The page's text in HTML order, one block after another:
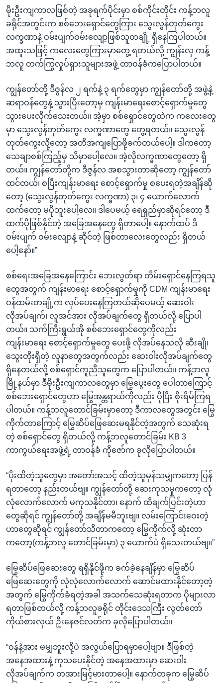
မိုးဦးကျကာလဖြစ်တဲ့ အခုရက်ပိုင်းမှာ စစ်ကိုင်းတိုင်း ကန့်ဘလူ
ခရိုင်အတွင်းက စစ်ဘေးရှောင်တွေကြား သွေးလွန်တုတ်ကွေး
လက္ခဏာနဲ့ ဝမ်းပျက်ဝမ်းလျော့ဖြစ်သူတချို့ ရှိနေကြပါတယ်။
အထူးသဖြင့် ကလေးတွေကြားမှာတွေ့ ရတယ်လို့ ကျွန်းလှ ကန့်
ဘလူ တက်ကြွလှုပ်ရှားသူများအဖွဲ့ တာဝန်ခံကပြောပါတယ်။
ကျွန်တော်တို့ ဒီဇွန်လ ၂ ရက်နဲ့ ၃ ရက်တွေမှာ ကျွန်တော်တို့ အဖွဲ့နဲ့
ဆရာဝန်တွေနဲ့ သွားပြီးတော့မှ ကျန်းမာရေးစောင့်ရှောက်မှုတွေ
သွားပေးလိုက်သေးတယ်။ အဲ့မှာ စစ်ရှောင်တွေထဲက ကလေးတွေ
မှာ သွေးလွန်တုတ်ကွေး လက္ခဏာတွေ တွေ့ရတယ်။ သွေးလွန်
တုတ်ကွေးလို့တော့ အတိအကျပြောဖို့ခက်တယ်ပေါ့။ ဒါကတော့
သေချာစစ်ကြည့်မှ သိမှာပေါ့လေ။ အဲ့လိုလက္ခဏာတွေတော့ ရှိ
တယ်။ ကျွန်တော်တို့က ဒီဇွန်လ အစသွားတာဆိုတော့ ကျွန်တော်
ထင်တယ်၊ စပြီးကျန်းမာရေး စောင့်ရှောက်မှု စပေးရတဲ့အချိန်ဆို
တော့ (သွေးလွန်တုတ်ကွေး လက္ခဏာ) ၃၊ ၄ ယောက်လောက်
ထက်တော့ မပိုဘူးပေါ့လေ။ ဒါပေမယ့် ရေရှည်မှာဆိုရင်တော့ ဒီ
ထက်ပိုဖြစ်နိုင်တဲ့ အခြေအနေတွေ ရှိတာပေါ့။ နောက်ထပ် ဒီ
ဝမ်းပျက် ဝမ်းလျောနဲ့ ဆိုင်တဲ့ ဖြစ်တာလေးတွေလည်း ရှိတယ်
ပေါ့နော်။”
စစ်ရေးအခြေအနေကြောင်း ဘေးလွတ်ရာ တိမ်းရှောင်နေကြရသူ
တွေအတွက် ကျန်းမာရေး စောင့်ရှောက်မှုကို CDM ကျန်းမာရေး
ဝန်ထမ်းတချို့က လုပ်ပေးနေကြတယ်ဆိုပေမယ့် ဆေးဝါး
လိုအပ်ချက်၊ လူအင်အား လိုအပ်ချက်တွေ ရှိတယ်လို့ ပြောပါ
တယ်။ သက်ကြီးရွယ်အို စစ်ဘေးရှောင်တွေကိုလည်း
ကျန်းမာရေး စောင့်ရှောက်မှုတွေ ပေးဖို့ လိုအပ်နေသလို ဆီးချို၊
သွေးတိုးရှိတဲ့ လူနာတွေအတွက်လည်း ဆေးဝါးလိုအပ်ချက်တွေ
ရှိနေတယ်လို့ စစ်ရှောင်ကူညီသူတွေက ပြောပါတယ်။ ကန့်ဘလူ
မြို့နယ်မှာ ဒီမိုးဦးကျကာလတွေမှာ မြွေပွေးတွေ ပေါတာကြောင့်
စစ်ဘေးရှောင်တွေဟာ မြွေအန္တရာယ်ကိုလည်း ပိုပြီး စိုးရိမ်ကြရ
ပါတယ်။ ကန့်ဘလူတောင်ခြမ်းမှာတော့ ဒီကာလတွေအတွင်း မြွေ
ကိုက်တာကြောင့် မြွေဆိပ်ဖြေဆေးမရနိုင်တဲ့အတွက် သေဆုံးရ
တဲ့ စစ်ရှောင်တွေ ရှိတယ်လို့ ကန့်ဘလူတောင်ခြမ်း KB 3
ကာကွယ်ရေးအဖွဲ့ရဲ့ တာဝန်ခံ ကိုဇော်က ခုလိုပြောပါတယ်။
“ပိုးထိတဲ့သူတွေမှာ အတော်အသင့် ထိတဲ့သူမှန်သမျှကတော့ ပြန်
ရတာတော့ နည်းတယ်ဗျ။ ကျွန်တော်တို့ ဆေးကုသမှုကတော့ လုံ
လုံလောက်လောက် မကုသနိုင်တာ၊ နောက် ထိချက်ပြင်းတဲ့ဟာ
တွေဆိုရင် ကျွန်တော်တို့ အချိန်မမီဘူးဗျ။ လမ်းကြောင်းဝေးတဲ့
ဟာတွေဆိုရင် ကျွန်တော်သိတာကတော့ မြွေကိုက်လို့ ဆုံးတာ
ကတော့(ကန့်ဘလူ တောင်ခြမ်းမှာ) ၃ ယောက်ပဲ ရှိသေးတယ်ဗျ။”
မြွေဆိပ်ဖြေဆေးတွေ ရရှိနိုင်ဖို့က ခက်ခဲ့နေချိန်မှာ မြွေဆိပ်
ဖြေဆေးတွေကို လုံလုံလောက်လောက် ဆောင်မထားနိုင်တော့တဲ့
အတွက် မြွေကိုက်ခံရတဲ့အခါ အသက်သေဆုံးရတာက ပိုများလာ
ရတာဖြစ်တယ်လို့ ကန့်ဘလူခရိုင် တိုင်းဒေသကြီး လွတ်တော်
ကိုယ်စားလှယ် ဦးနေဇင်လတ်က ခုလိုပြောပါတယ်။
“ဝန်နဲ့အား မမျှဘူးလို့ပဲ အလွယ်ပြောရမှာပေါ့ဗျာ။ ဒီဖြစ်တဲ့
အနေအထားနဲ့ ကုသပေးနိုင်တဲ့ အနေအထားမှာ ဆေးဝါး
လိုအပ်ချက်က တအားမြင့်မားတာပေါ့။ နောက်တခုက မြွေဆိပ်